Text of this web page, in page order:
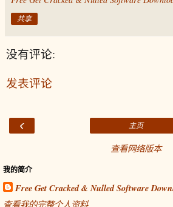
共享
没有评论:
发表评论
‹ 主页
查看网络版本
我的简介
Free Get Cracked & Nulled Software
查看我的完整个人资料